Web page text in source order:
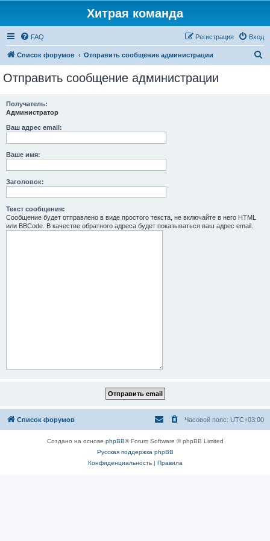
Хитрая команда
FAQ Вход
Регистрация
Список форумов Отправить сообщение администрации
Отправить сообщение администрации
Получатель:
Администратор
Ваш адрес email:
Ваше имя:
Заголовок:
Текст сообщения:
Сообщение будет отправлено в виде простого текста, не включайте в него HTML
или BBCode. В качестве обратного адреса будет показываться ваш адрес email.
Список форумов Часовой пояс: UTC+03:00
Создано на основе phpBB® Forum Software © phpBB Limited
Русская поддержка phpBB
Конфиденциальность| Правила